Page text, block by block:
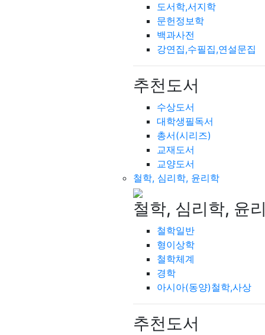
도서학,서지학
문헌정보학
백과사전
강연집,수필집,연설문집
추천도서
수상도서
대학생필독서
총서(시리즈)
교재도서
교양도서
철학, 심리학, 윤리학
철학, 심리학, 윤
철학일반
형이상학
철학체계
경학
아시아(동양)철학,사상
추천도서